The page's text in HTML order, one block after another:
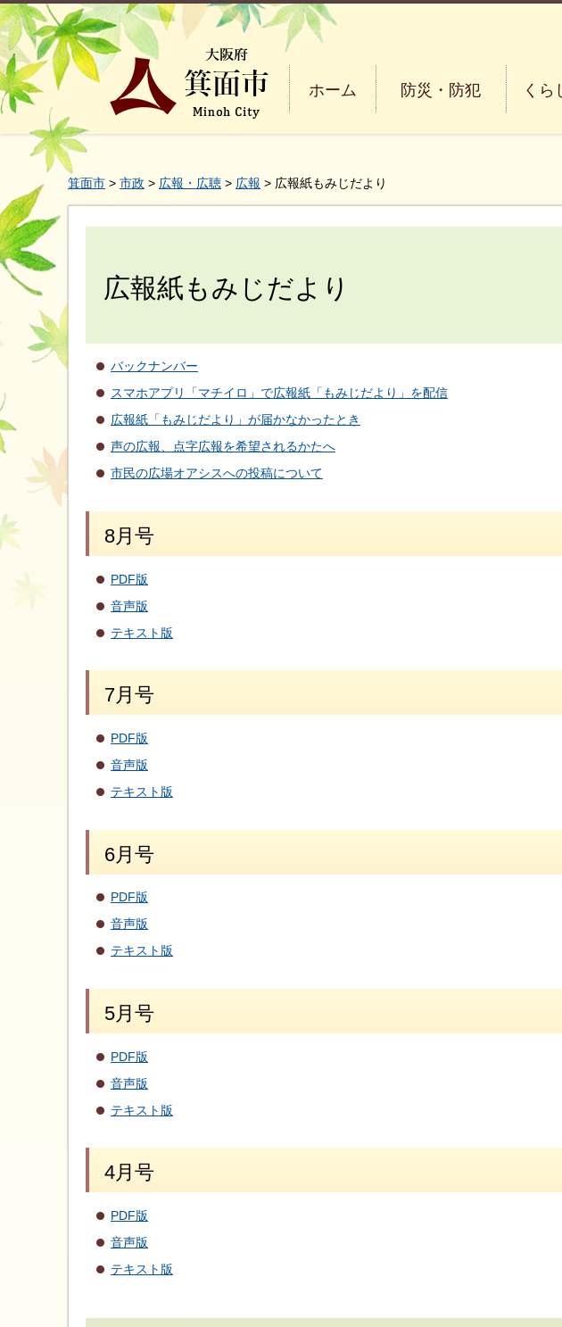
大阪府箕面市 Minoh City
ホーム 防災・防犯 くら
箕面市 > 市政 > 広報・広聴 > 広報 > 広報紙もみじだより
広報紙もみじだより
バックナンバー
スマホアプリ「マチイロ」で広報紙「もみじだより」を配信
広報紙「もみじだより」が届かなかったとき
声の広報、点字広報を希望されるかたへ
市民の広場オアシスへの投稿について
8月号
PDF版
音声版
テキスト版
7月号
PDF版
音声版
テキスト版
6月号
PDF版
音声版
テキスト版
5月号
PDF版
音声版
テキスト版
4月号
PDF版
音声版
テキスト版